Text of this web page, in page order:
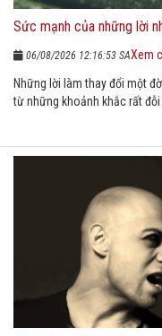
Sức mạnh của những lời
06/08/2026 12:16:53 SA
Những lời làm thay đổi một
từ những khoảnh khắc rất đỗi
Xem